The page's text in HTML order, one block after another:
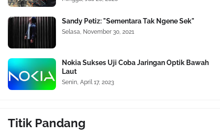
Sandy Petiz: "Sementara Tak Ngene Sek"
Selasa, November 30, 2021
Nokia Sukses Uji Coba Jaringan Optik Bawah
Laut
Senin, April 17, 2023
Titik Pandang